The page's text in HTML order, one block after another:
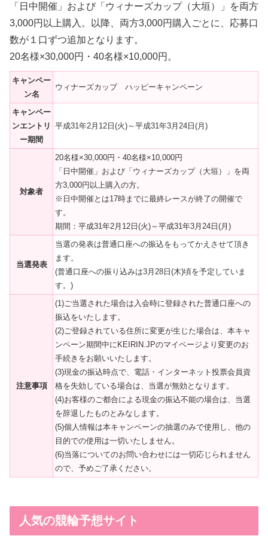
「日中開催」および「ウィナーズカップ（大垣）」を両方
3,000円以上購入。以降、両方3,000円購入ごとに、応募口
数が１口ずつ追加となります。
20名様×30,000円・40名様×10,000円。
キャンペー
ン名
ウィナーズカップ ハッピーキャンペーン
キャンペー
ンエントリ
ー期間
平成31年2月12日(火)～平成31年3月24日(月)
対象者
20名様×30,000円・40名様×10,000円
「日中開催」および「ウィナーズカップ（大垣）」を両
方3,000円以上購入の方。
※日中開催とは17時までに最終レースが終了の開催で
す。
期間：平成31年2月12日(火)～平成31年3月24日(月)
当選発表
当選の発表は普通口座への振込をもってかえさせて頂き
ます。
(普通口座への振り込みは3月28日(木)頃を予定していま
す。)
注意事項
(1)ご当選された場合は入会時に登録された普通口座への
振込をいたします。
(2)ご登録されている住所に変更が生じた場合は、本キャ
ンペーン期間中にKEIRIN.JPのマイページより変更のお
手続きをお願いいたします。
(3)現金の振込時点で、電話・インターネット投票会員資
格を失効している場合は、当選が無効となります。
(4)お客様のご都合による現金の振込不能の場合は、当選
を辞退したものとみなします。
(5)個人情報は本キャンペーンの抽選のみで使用し、他の
目的での使用は一切いたしません。
(6)当落についてのお問い合わせには一切応じられません
ので、予めご了承ください。
人気の競輪予想サイト